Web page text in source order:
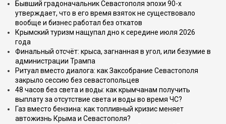
Бывший градоначальник Севастополя эпохи 90-х
утверждает, что в его время взяток не существовало
вообще и бизнес работал без откатов
Крымский туризм нащупал дно к середине июля 2026
года
Финальный отсчёт: крыса, загнанная в угол, или безумие в
администрации Трампа
Ритуал вместо диалога: как Заксобрание Севастополя
закрыло сессию без севастопольцев
48 часов без света и воды: как крымчанам получить
выплату за отсутствие света и воды во время ЧС?
Газ вместо бензина: как топливный кризис меняет
автожизнь Крыма и Севастополя?